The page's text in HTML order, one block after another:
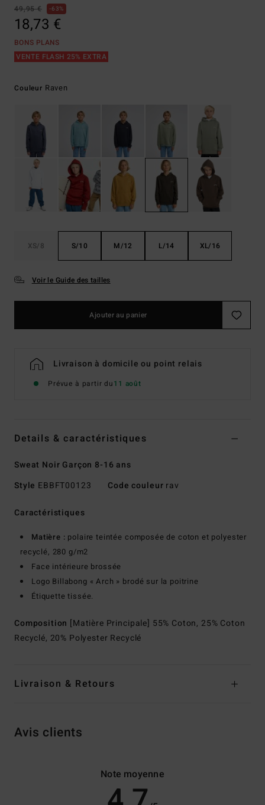
49,95 €
63%
18,73 €
BONS PLANS
VENTE FLASH 25% EXTRA
Couleur Raven
XS/8 S/10 M/12 L/14 XL/16
Voir le Guide des tailles
Ajouter au panier
Livraison à domicile ou point relais
Prévue à partir du11 août
Details & caractéristiques
Sweat Noir Garçon 8-16 ans
Style EBBFT00123 Code couleur rav
Caractéristiques
Matière : polaire teintée composée de coton et polyester
recyclé, 280 g/m2
Face intérieure brossée
Logo Billabong « Arch » brodé sur la poitrine
Étiquette tissée.
Composition [Matière Principale] 55% Coton, 25% Coton
Recyclé, 20% Polyester Recyclé
Livraison & Retours
Avis clients
Note moyenne